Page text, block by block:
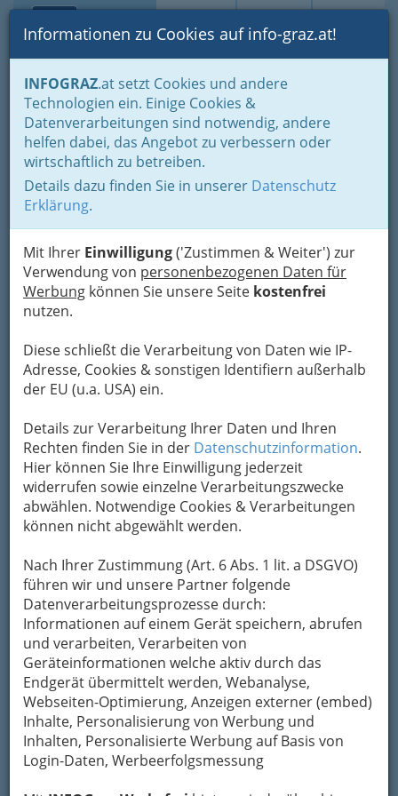
Suche Login Toggle
Informationen zu Cookies auf info-graz.at!
INFOGRAZ.at setzt Cookies und andere
Technologien ein. Einige Cookies &
Datenverarbeitungen sind notwendig, andere
helfen dabei, das Angebot zu verbessern oder
wirtschaftlich zu betreiben.
Details dazu finden Sie in unserer Datenschutz
Erklärung.
Mit Ihrer Einwilligung('Zustimmen & Weiter') zur
Verwendung von personenbezogenen Daten für
Werbung können Sie unsere Seite kostenfrei
nutzen.
Diese schließt die Verarbeitung von Daten wie IP-
Adresse, Cookies & sonstigen Identifiern außerhalb
der EU (u.a. USA) ein.
Details zur Verarbeitung Ihrer Daten und Ihren
Rechten finden Sie in der Datenschutzinformation.
Hier können Sie Ihre Einwilligung jederzeit
widerrufen sowie einzelne Verarbeitungszwecke
abwählen. Notwendige Cookies & Verarbeitungen
können nicht abgewählt werden.
Nach Ihrer Zustimmung (Art. 6 Abs. 1 lit. a DSGVO)
führen wir und unsere Partner folgende
Datenverarbeitungsprozesse durch:
Informationen auf einem Gerät speichern, abrufen
und verarbeiten, Verarbeiten von
Geräteinformationen welche aktiv durch das
Endgerät übermittelt werden, Webanalyse,
Webseiten-Optimierung, Anzeigen externer (embed)
Inhalte, Personalisierung von Werbung und
Inhalten, Personalisierte Werbung auf Basis von
Login-Daten, Werbeerfolgsmessung
Home Lifestyle Feste feiern
Feste im Jahreszyklus
Halloween
Halloween Spiele
Halloween Spiele
Pantomime
Notiert auf Zetteln Fortbewegungsmethoden
oder andere Bewegungen von den anwesenden
Halloween-Kostümen.
Beispiel: Rollen wie ein Kürbis, Fliegen wie eine
Fledermaus, Gehen wie ein Skelett, Spuken wie
ein Geist, Herumtoben wie ein Monster, Tanzen
Jeder Mitspieler zieht nun eine Karte und kann
sein Talent zur Pantomime unter Beweis stellen.
Belohnung kann eine Süßigkeit sein.
Äpfelschnappen
„Äpfelschnappen“ ist einer der Klassiker unter
den Geschicklichkeitsspielen nicht nur zu
Halloween. Dazu füllt ihr eine große Wanne mit
Wasser an und lasst Äpfel darin schwimmen. Die
Hände werden am Rücken verschränkt, Luft
schwimmenden Äpfel mit den Zähnen heraus zu
fischen.
Gruselvariante- Blutfinger essen
Es wird eine flache Schüssel mit Ketchup gefüllt
und darin die Würstchen (Frankfurter) versenkt.
Auch hier müssen die Spieler versuchen, die
abgehackten Finger mit dem Mund aus dem
Blutbad zu holen.
Orange weitergeben
Es werden zwei Teams gebildet und es dürfen